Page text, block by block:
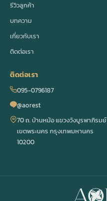
รีวิวลูกค้า
บทความ
เกี่ยวกับเรา
ติดต่อเรา
ติดต่อเรา
095-0796187
@aorest
70 ถ. บ้านหม้อ แขวงวังบูรพาภิรมย์
เขตพระนคร กรุงเทพมหานคร
10200